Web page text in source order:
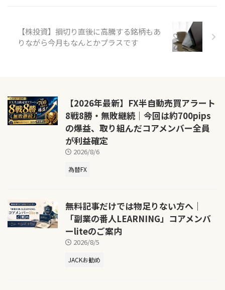
【株投資】損切り直後に高騰する銘柄もあ
りながら今月もなんとかプラスです
【2026年最新】FX半自動売買アラート
8戦8勝・無敗継続｜今回は約700pips
の爆益、取り組んだコアメンバー全員
が利益確定
2026/8/6
為替FX
無料記事だけでは物足りない方へ｜
「副業の番人LEARNING」コアメンバ
ーliteのご案内
2026/8/5
JACKお勧め